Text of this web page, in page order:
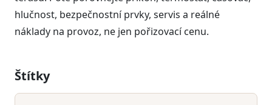
hlučnost, bezpečnostní prvky, servis a reálné
náklady na provoz, ne jen pořizovací cenu.
Štítky